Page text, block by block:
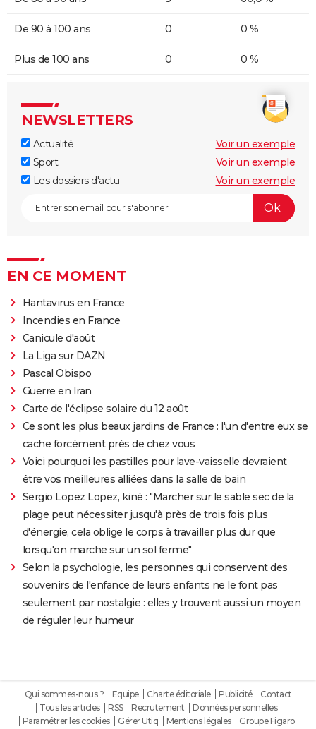
De 90 à 100 ans 0 0 %
Plus de 100 ans 0 0 %
NEWSLETTERS
Actualité
Voir un exemple
Sport
Voir un exemple
Les dossiers d'actu
Voir un exemple
EN CE MOMENT
Hantavirus en France
Incendies en France
Canicule d'août
La Liga sur DAZN
Pascal Obispo
Guerre en Iran
Carte de l'éclipse solaire du 12 août
Ce sont les plus beaux jardins de France : l'un d'entre eux se
cache forcément près de chez vous
Voici pourquoi les pastilles pour lave-vaisselle devraient
être vos meilleures alliées dans la salle de bain
Sergio Lopez Lopez, kiné : "Marcher sur le sable sec de la
plage peut nécessiter jusqu'à près de trois fois plus
d'énergie, cela oblige le corps à travailler plus dur que
lorsqu'on marche sur un sol ferme"
Selon la psychologie, les personnes qui conservent des
souvenirs de l'enfance de leurs enfants ne le font pas
seulement par nostalgie : elles y trouvent aussi un moyen
de réguler leur humeur
Qui sommes-nous ? Equipe Charte éditoriale Publicité
Contact
Tous les articles
RSS Recrutement
Données personnelles
Paramétrer les cookies
Gérer Utiq Mentions légales
Groupe Figaro